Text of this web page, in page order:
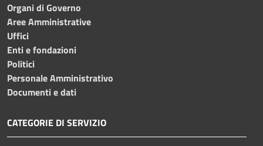
Organi di Governo
Aree Amministrative
Uffici
Enti e fondazioni
Politici
Personale Amministrativo
Documenti e dati
CATEGORIE DI SERVIZIO